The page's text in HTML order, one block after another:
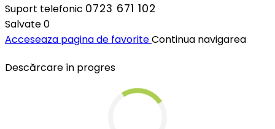
Suport telefonic 0723 671 102
Salvate0
Acceseaza pagina de favoriteContinua navigarea
Descărcare în progres